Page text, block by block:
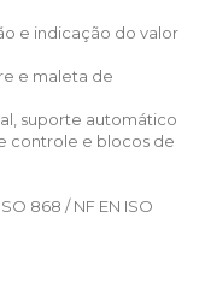
e indicação do valor
e maleta de
suporte automático
controle e blocos de
868 / NF EN ISO